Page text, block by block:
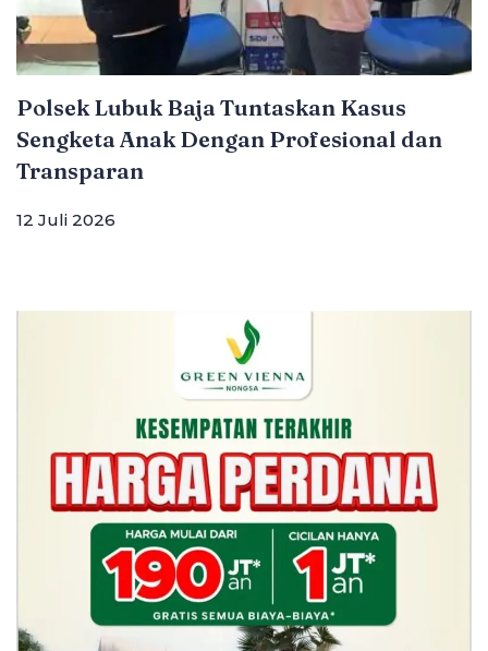
Polsek Lubuk Baja Tuntaskan Kasus
Sengketa Anak Dengan Profesional dan
Transparan
12 Juli 2026